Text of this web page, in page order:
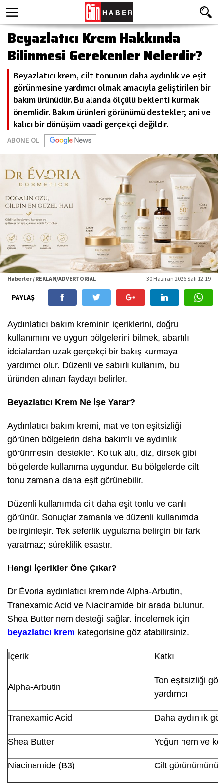
Beyazlatıcı Krem Hakkında
Bilinmesi Gerekenler Nelerdir?
Beyazlatıcı krem, cilt tonunun daha aydınlık ve eşit
görünmesine yardımcı olmak amacıyla geliştirilen bir
bakım ürünüdür. Bu alanda ölçülü beklenti kurmak
önemlidir. Bakım ürünleri görünümü destekler; ani ve
kalıcı bir dönüşüm vaadi gerçekçi değildir.
ABONE OL
Haberler / REKLAM/ADVERTORIAL 30 Haziran 2026 Salı 12:19
PAYLAŞ
Aydınlatıcı bakım kreminin içeriklerini, doğru
kullanımını ve uygun bölgelerini bilmek, abartılı
iddialardan uzak gerçekçi bir bakış kurmaya
yardımcı olur. Düzenli ve sabırlı kullanım, bu
üründen alınan faydayı belirler.
Beyazlatıcı Krem Ne İşe Yarar?
Aydınlatıcı bakım kremi, mat ve ton eşitsizliği
görünen bölgelerin daha bakımlı ve aydınlık
görünmesini destekler. Koltuk altı, diz, dirsek gibi
bölgelerde kullanıma uygundur. Bu bölgelerde cilt
tonu zamanla daha eşit görünebilir.
Düzenli kullanımda cilt daha eşit tonlu ve canlı
görünür. Sonuçlar zamanla ve düzenli kullanımda
belirginleşir. Tek seferlik uygulama belirgin bir fark
yaratmaz; süreklilik esastır.
Hangi İçerikler Öne Çıkar?
Dr Évoria aydınlatıcı kreminde Alpha-Arbutin,
Tranexamic Acid ve Niacinamide bir arada bulunur.
Shea Butter nem desteği sağlar. İncelemek için
beyazlatıcı krem kategorisine göz atabilirsiniz.
İçerik Katkı
Alpha-Arbutin
Ton eşitsizliği
yardımcı
Tranexamic Acid Daha aydınlık
Shea Butter Yoğun nem ve
Niacinamide (B3) Cilt